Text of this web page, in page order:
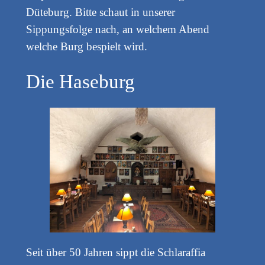
Düteburg. Bitte schaut in unserer
Sippungsfolge nach, an welchem Abend
welche Burg bespielt wird.
Die Haseburg
Seit über 50 Jahren sippt die Schlaraffia